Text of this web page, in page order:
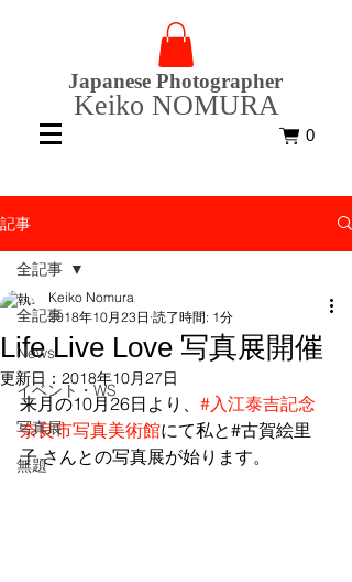
0
Japanese Photographer
Keiko NOMURA
記事
全記事
News
イベント・WS
写真展
無題
全記事
Life Live Love 写真展開催
Keiko Nomura
2018年10月23日 読了時間: 1分
更新日： 2018年10月27日
来月の10月26日より、 #入江泰吉記念
奈良市写真美術館にて私と#古賀絵里
子 さんとの写真展が始ります。